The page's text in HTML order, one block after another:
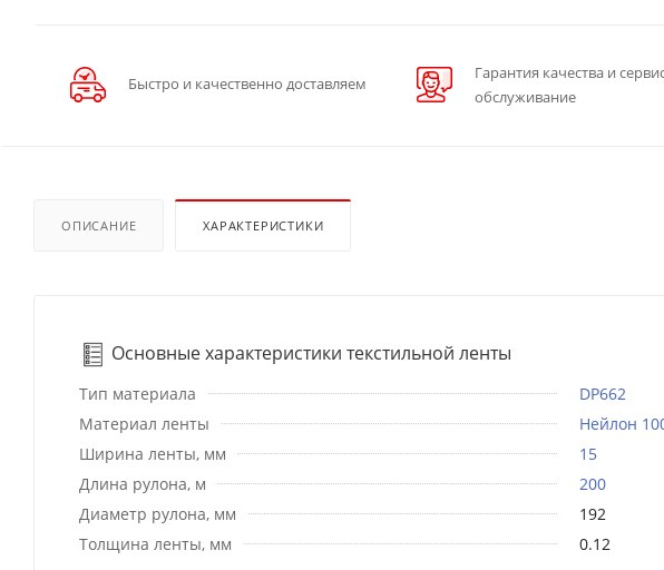
Быстро и качественно доставляем
Гарантия качества и
обслуживание
ОПИСАНИЕ ХАРАКТЕРИСТИКИ
Основные характеристики текстильной ленты
Тип материала
DP662
Материал ленты
Нейлон
Ширина ленты, мм
15
Длина рулона, м
200
Диаметр рулона, мм
192
Толщина ленты, мм
0.12